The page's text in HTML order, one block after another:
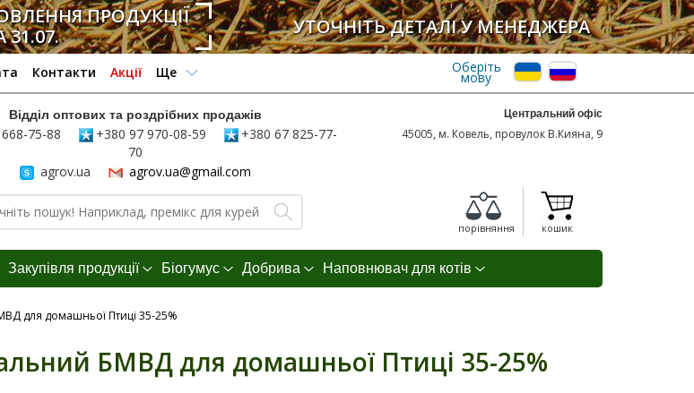
ПРОДУКЦІЇ
УТОЧНІТЬ ДЕТАЛІ У МЕНЕДЖЕРА
Контакти Акції Ще Оберіть
мову
Відділ оптових та роздрібних продажів
668-75-88
+380 97 970-08-59
+380 67 825-77-
70
agrov.ua
agrov.ua@gmail.com
Центральний офіс
45005, м. Ковель, провулок В.Кияна, 9
порівняння кошик
Закупівля продукції Біогумус Добрива Наповнювач для котів
для домашньої Птиці 35-25%
БМВД для домашньої Птиці 35-25%